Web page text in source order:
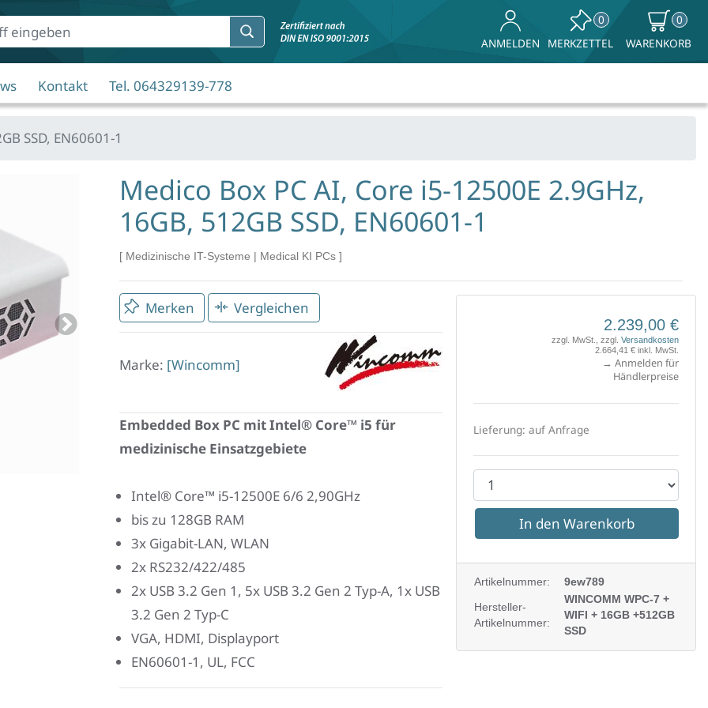
ANMELDEN
0
MERKZETTEL
0
WARENKORB
Kontakt Tel. 064329139-778
SSD, EN60601-1
Next
Medico Box PC AI, Core i5-12500E 2.9GHz,
16GB, 512GB SSD, EN60601-1
Medizinische IT-Systeme Medical KI PCs
Merken Vergleichen
Marke: [Wincomm]
Marke
Wincomm
Embedded Box PC mit Intel® Core™ i5 für
medizinische Einsatzgebiete
Intel® Core™ i5-12500E 6/6 2,90GHz
bis zu 128GB RAM
3x Gigabit-LAN, WLAN
2x RS232/422/485
2x USB 3.2 Gen 1, 5x USB 3.2 Gen 2 Typ-A, 1x USB
3.2 Gen 2 Typ-C
VGA, HDMI, Displayport
EN60601-1, UL, FCC
2.239,00 €
zzgl. MwSt., zzgl. Versandkosten
2.664,41 € inkl. MwSt.
→ Anmelden für
Händlerpreise
Lieferung: auf Anfrage
r
u
k
t
a
Artikelnummer: 9ew789
Hersteller-
Artikelnummer:
WINCOMM WPC-7 +
WIFI + 16GB +512GB
SSD